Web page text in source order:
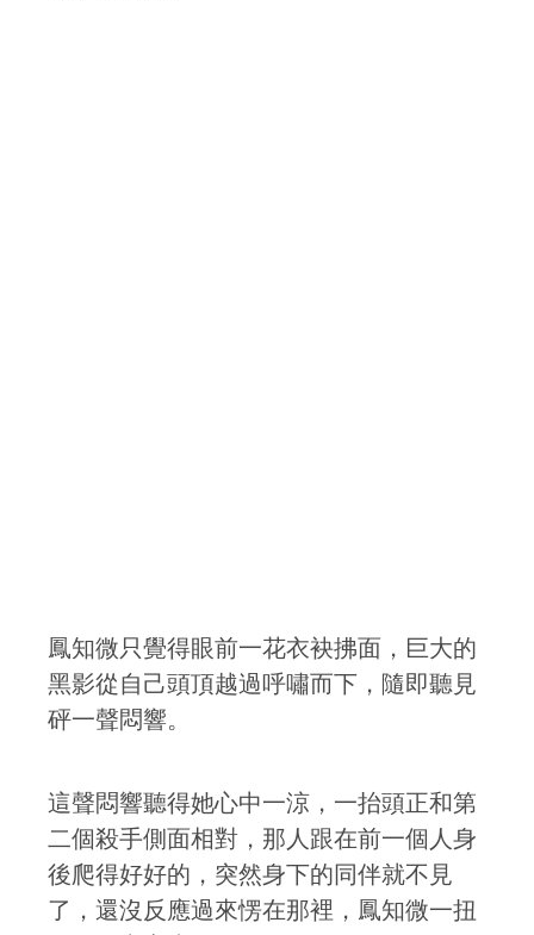
鳳知微只覺得眼前一花衣袂拂面，巨大的
黑影從自己頭頂越過呼嘯而下，隨即聽見
砰一聲悶響。
這聲悶響聽得她心中一涼，一抬頭正和第
二個殺手側面相對，那人跟在前一個人身
後爬得好好的，突然身下的同伴就不見
了，還沒反應過來愣在那裡，鳳知微一扭